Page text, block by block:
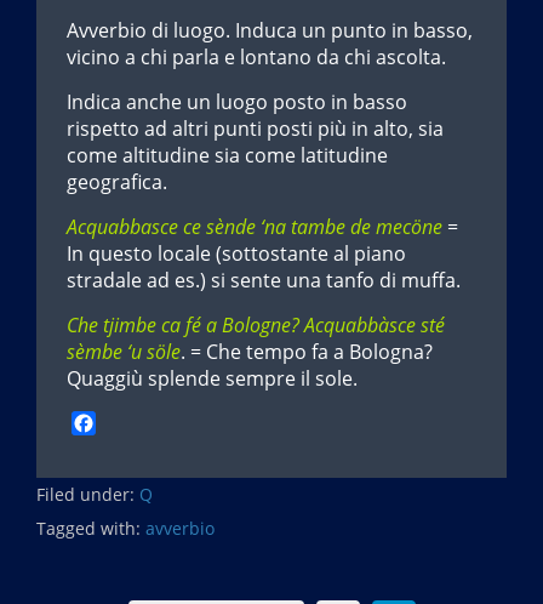
Avverbio di luogo. Induca un punto in basso,
vicino a chi parla e lontano da chi ascolta.
Indica anche un luogo posto in basso
rispetto ad altri punti posti più in alto, sia
come altitudine sia come latitudine
geografica.
Acquabbasce ce sènde ‘na tambe de mecöne =
In questo locale (sottostante al piano
stradale ad es.) si sente una tanfo di muffa.
Che tjimbe ca fé a Bologne? Acquabbàsce sté
sèmbe ‘u söle. = Che tempo fa a Bologna?
Quaggiù splende sempre il sole.
c
e
b
Filed under: Q
Tagged with: avverbio